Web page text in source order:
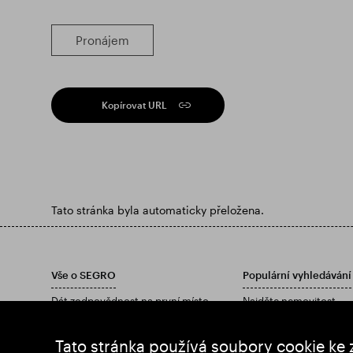
Tato stránka používá soubory cookie ke
Pronájem
Kopírovat URL
Tato stránka byla automaticky přeložena.
Vše o SEGRO
Dát zodpovědnost na první místo
Postřehy
Populární vyhledávání
Najděte nemovitost
Stáhněte si naši